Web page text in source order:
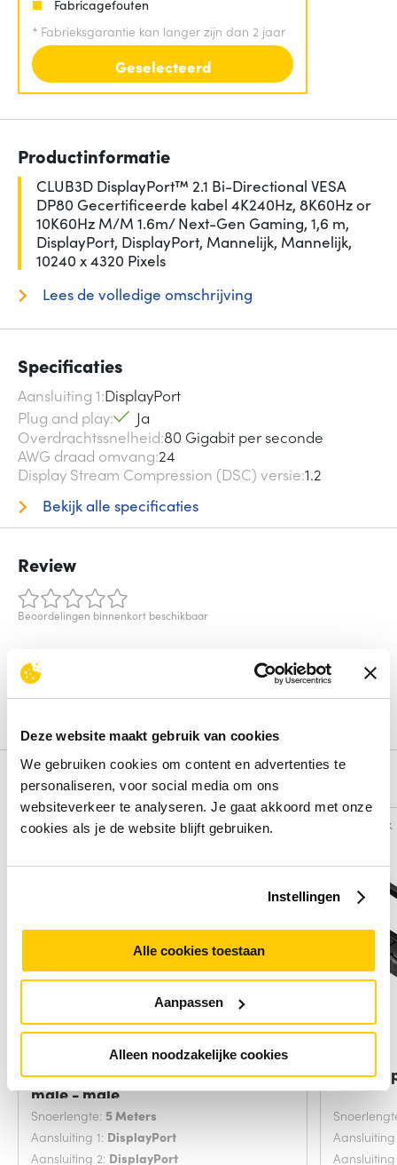
Deze website maakt gebruik van cookies
We gebruiken cookies om content en advertenties te
personaliseren, voor social media om ons
websiteverkeer te analyseren. Je gaat akkoord met onze
cookies als je de website blijft gebruiken.
Instellingen
Alle cookies toestaan
Aanpassen
Alleen noodzakelijke cookies
Fabricagefouten
* Fabrieksgarantie kan langer zijn dan 2 jaar
Geselecteerd
Productinformatie
CLUB3D DisplayPort™ 2.1 Bi-Directional VESA
DP80 Gecertificeerde kabel 4K240Hz, 8K60Hz or
10K60Hz M/M 1.6m/ Next-Gen Gaming, 1,6 m,
DisplayPort, DisplayPort, Mannelijk, Mannelijk,
10240 x 4320 Pixels
Lees de volledige omschrijving
Specificaties
Aansluiting 1 DisplayPort
Plug and play
Ja
Overdrachtssnelheid 80 Gigabit per seconde
AWG draad omvang 24
Display Stream Compression (DSC) versie 1.2
Bekijk alle specificaties
Review
Beoordelingen binnenkort beschikbaar
review.
Alternatieven
Vergelijk
ACT 5 meter DisplayPort cable
male - male
Snoerlengte: 5 Meters
Aansluiting 1: DisplayPort
Aansluiting 2: DisplayPort
Vergelijk
ACT